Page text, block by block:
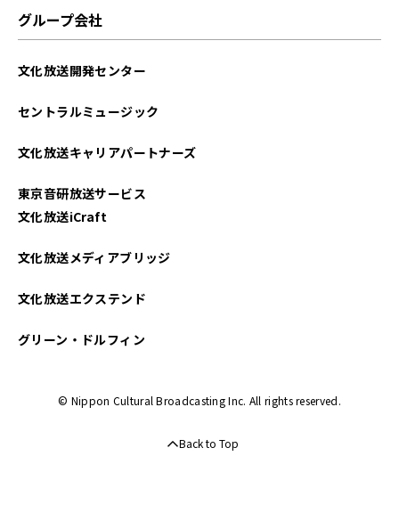
グループ会社
文化放送開発センター
セントラルミュージック
文化放送キャリアパートナーズ
東京音研放送サービス
文化放送iCraft
文化放送メディアブリッジ
文化放送エクステンド
グリーン・ドルフィン
© Nippon Cultural Broadcasting Inc. All rights reserved.
Back to Top